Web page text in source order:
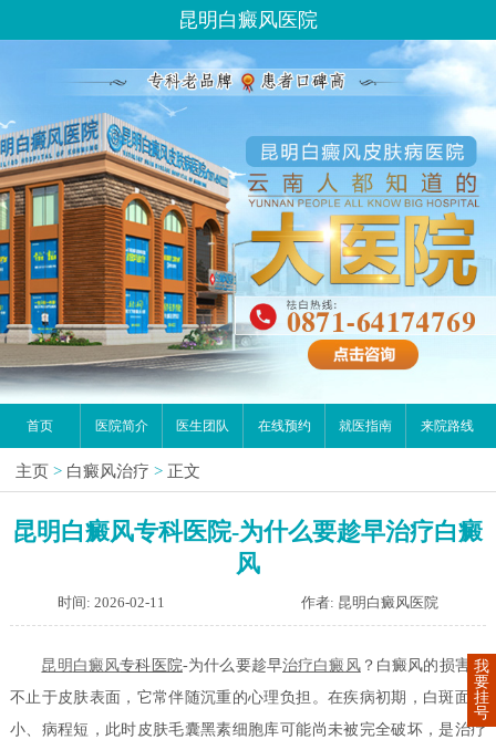
昆明白癜风医院
首页 医院简介 医生团队 在线预约 就医指南 来院路线
主页 > 白癜风治疗 > 正文
昆明白癜风专科医院-为什么要趁早治疗白癜
风
时间: 2026-02-11 作者: 昆明白癜风医院
昆明 白癜风专科医院-为什么要趁早治疗白癜风？白癜风的损害远
不止于皮肤表面，它常伴随沉重的心理负担。在疾病初期，白斑面积
小、病程短，此时皮肤毛囊黑素细胞库可能尚未被完全破坏，是治疗
我
要
挂
号